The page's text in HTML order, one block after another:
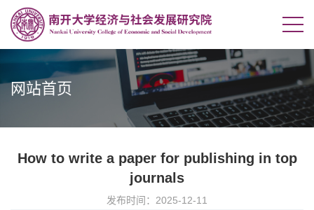
网站首页
How to write a paper for publishing in top
journals
发布时间：2025-12-11